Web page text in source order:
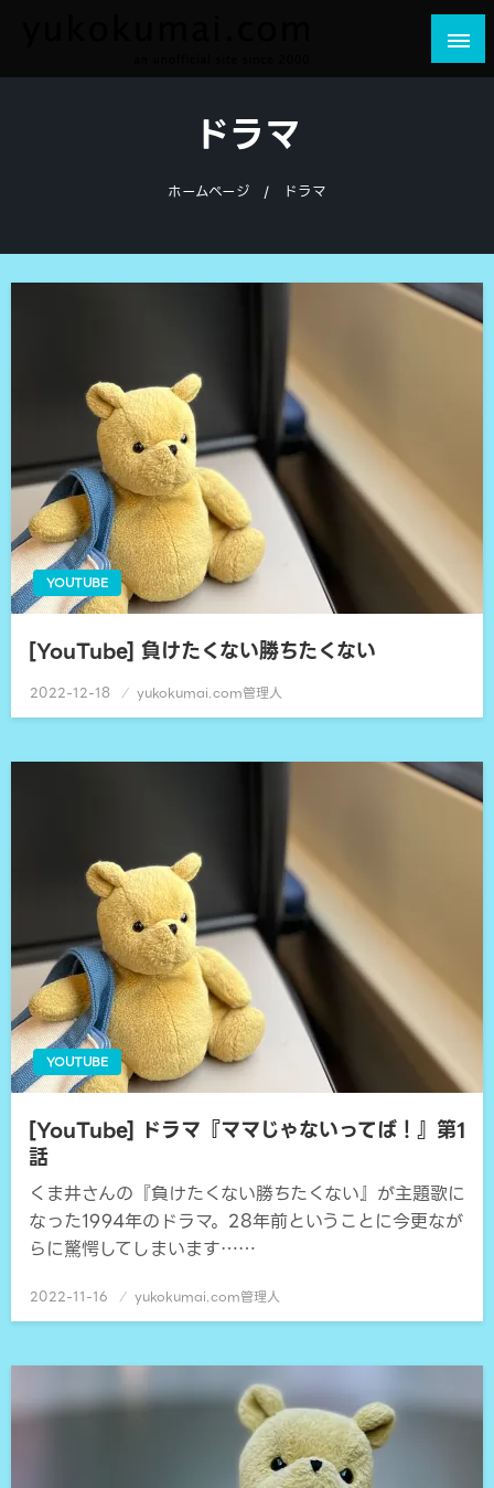
プ
yukokumai.com
an unofficial site since 2000
ドラマ
ホームページ ドラマ
YOUTUBE
[YouTube] 負けたくない勝ちたくない
投
日:
2022-12-18 yukokumai.com管理人
YOUTUBE
[YouTube] ドラマ『ママじゃないってば！』第1
話
くま井さんの『負けたくない勝ちたくない』が主題歌に
なった1994年のドラマ。28年前ということに今更なが
らに驚愕してしまいます……
投
日:
2022-11-16 yukokumai.com管理人